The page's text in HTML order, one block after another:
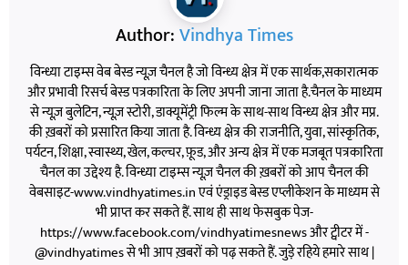
Author:Vindhya Times
विन्ध्या टाइम्स वेब बेस्ड न्यूज़ चैनल है जो विन्ध्य क्षेत्र में एक सार्थक,सकारात्मक
और प्रभावी रिसर्च बेस्ड पत्रकारिता के लिए अपनी जाना जाता है.चैनल के माध्यम
से न्यूज़ बुलेटिन, न्यूज़ स्टोरी, डाक्यूमेंट्री फिल्म के साथ-साथ विन्ध्य क्षेत्र और मप्र.
की ख़बरों को प्रसारित किया जाता है. विन्ध्य क्षेत्र की राजनीति, युवा, सांस्कृतिक,
पर्यटन, शिक्षा, स्वास्थ्य, खेल, कल्चर, फ़ूड, और अन्य क्षेत्र में एक मजबूत पत्रकारिता
चैनल का उद्देश्य है. विन्ध्या टाइम्स न्यूज़ चैनल की ख़बरों को आप चैनल की
वेबसाइट-www.vindhyatimes.in एवं एंड्राइड बेस्ड एप्लीकेशन के माध्यम से
भी प्राप्त कर सकते हैं. साथ ही साथ फेसबुक पेज-
https://www.facebook.com/vindhyatimesnews और ट्वीटर में -
@vindhyatimes से भी आप ख़बरों को पढ़ सकते हैं. जुड़े रहिये हमारे साथ |